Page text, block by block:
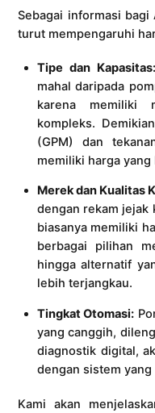
Sebagai informasi
turut mempengaruhi
Tipe dan Kapasitas:
mahal daripada
karena memiliki
kompleks.
(GPM) dan
memiliki harga
Merek dan Kualitas
dengan rekam jejak
biasanya memiliki
berbagai pilihan
hingga alternatif
lebih terjangkau.
Tingkat Otomasi:
yang canggih,
diagnostik digital,
dengan sistem
Kami akan